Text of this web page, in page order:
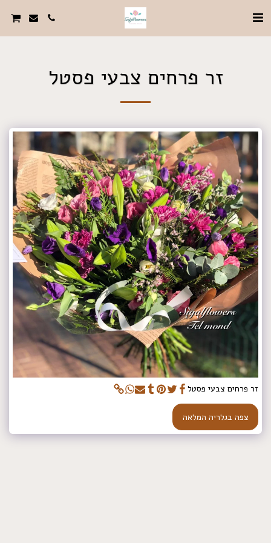
זר פרחים צבעי פסטל
זר פרחים צבעי פסטל
צפה בגלריה המלאה